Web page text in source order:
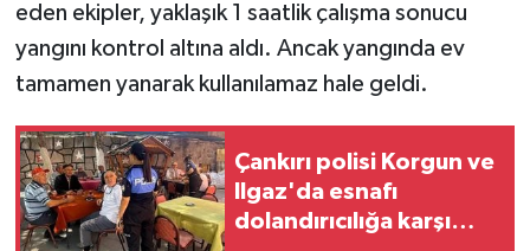
eden ekipler, yaklaşık 1 saatlik çalışma sonucu
yangını kontrol altına aldı. Ancak yangında ev
tamamen yanarak kullanılamaz hale geldi.
Çankırı polisi Korgun ve
Ilgaz'da esnafı
dolandırıcılığa karşı